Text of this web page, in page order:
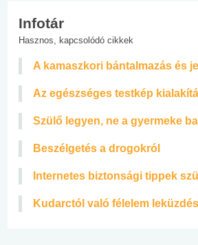
Infotár
Hasznos, kapcsolódó cikkek
A kamaszkori bántalmazás és
Az egészséges testkép
Szülő legyen, ne a gyermeke
Beszélgetés a drogokról
Internetes biztonsági tippek
Kudarctól való félelem